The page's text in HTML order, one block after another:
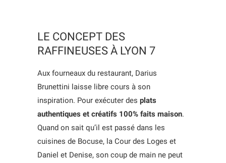
LE CONCEPT DES
RAFFINEUSES À LYON 7
Aux fourneaux du restaurant, Darius
Brunettini laisse libre cours à son
inspiration. Pour exécuter des plats
authentiques et créatifs 100% faits maison.
Quand on sait qu’il est passé dans les
cuisines de Bocuse, la Cour des Loges et
Daniel et Denise, son coup de main ne peut